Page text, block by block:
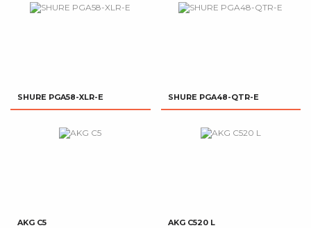
SHURE PGA58-XLR-E SHURE PGA48-QTR-E
AKG C5 AKG C520 L